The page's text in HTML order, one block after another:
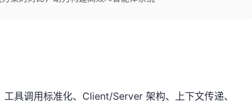
工具调用标准化、Client/Server 架构、上下文传递、